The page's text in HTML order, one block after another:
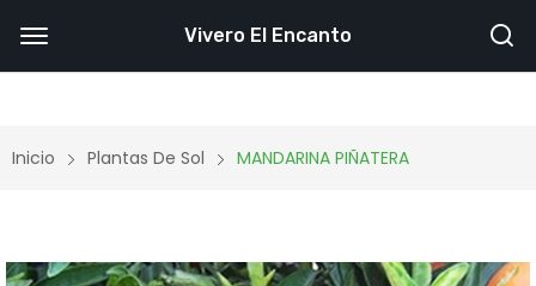
Inicio Plantas De Sol MANDARINA PIÑATERA
Vivero El Encanto